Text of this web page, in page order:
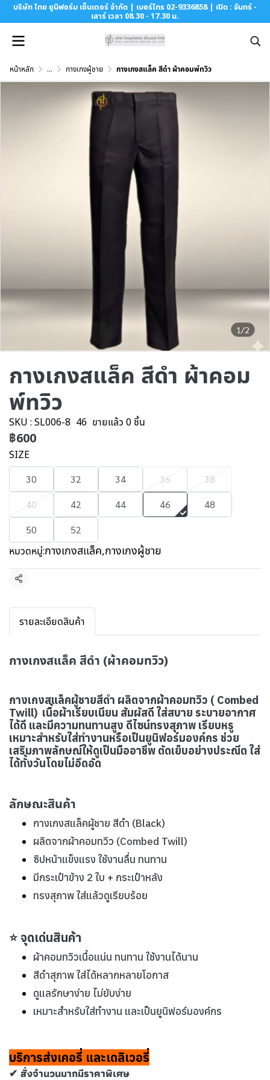
บริษัท ไทย ยูนิฟอร์ม เซ็นเตอร์ จำกัด | เบอร์โทร 02-9336858 | เปิด : จันทร์ -
เสาร์ เวลา 08.30 - 17.30 น.
หน้าหลัก ... กางเกงผู้ชาย กางเกงสแล็ค สีดำ ผ้าคอมพ์ทวิว
1/2
กางเกงสแล็ค สีดำ ผ้าคอม
พ์ทวิว
SKU : SL006-8 46 ขายแล้ว 0 ชิ้น
฿600
SIZE
30 32 34 36
38
40
42 44 46
48
50
52
หมวดหมู่:กางเกงสแล็ค,กางเกงผู้ชาย
แชร์
รายละเอียดสินค้า
กางเกงสแล็ค สีดำ (ผ้าคอมทวิว)
กางเกงสแล็คผู้ชายสีดำ ผลิตจากผ้าคอมทวิว ( Combed
Twill) เนื้อผ้าเรียบเนียน สัมผัสดี ใส่สบาย ระบายอากาศ
ได้ดี และมีความทนทานสูง ดีไซน์ทรงสุภาพ เรียบหรู
เหมาะสำหรับใส่ทำงานหรือเป็นยูนิฟอร์มองค์กร ช่วย
เสริมภาพลักษณ์ให้ดูเป็นมืออาชีพ ตัดเย็บอย่างประณีต ใส่
ได้ทั้งวันโดยไม่อึดอัด
ลักษณะสินค้า
กางเกงสแล็คผู้ชาย สีดำ (Black)
ผลิตจากผ้าคอมทวิว (Combed Twill)
ซิปหน้าแข็งแรง ใช้งานลื่น ทนทาน
มีกระเป๋าข้าง 2 ใบ + กระเป๋าหลัง
ทรงสุภาพ ใส่แล้วดูเรียบร้อย
⭐ จุดเด่นสินค้า
ผ้าคอมทวิวเนื้อแน่น ทนทาน ใช้งานได้นาน
สีดำสุภาพ ใส่ได้หลากหลายโอกาส
ดูแลรักษาง่าย ไม่ยับง่าย
เหมาะสำหรับใส่ทำงาน และเป็นยูนิฟอร์มองค์กร
บริการส่งเคอรี่ และเดลิเวอรี่
✔ สั่งจำนวนมากมีราคาพิเศษ